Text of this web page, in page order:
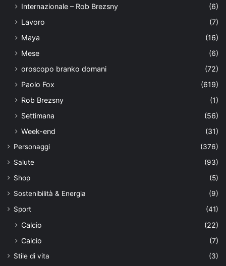
Internazionale – Rob Brezsny
(6)
Lavoro
(7)
Maya
(16)
Mese
(6)
oroscopo branko domani
(72)
Paolo Fox
(619)
Rob Brezsny
(1)
Settimana
(56)
Week-end
(31)
Personaggi
(376)
Salute
(93)
Shop
(5)
Sostenibilità & Energia
(9)
Sport
(41)
Calcio
(22)
Calcio
(7)
Stile di vita
(3)